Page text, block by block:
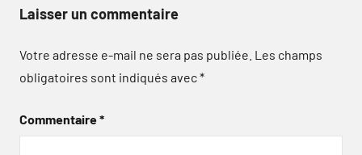
Laisser un commentaire
Votre adresse e-mail ne sera pas publiée. Les champs
obligatoires sont indiqués avec*
Commentaire*